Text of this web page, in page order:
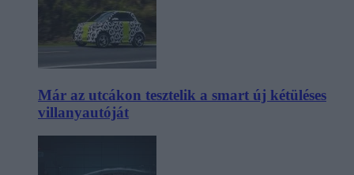
Már az utcákon tesztelik a smart új kétüléses
villanyautóját